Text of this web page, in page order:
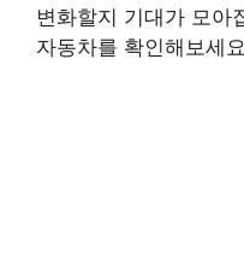
변화할지 기대가 모아
자동차를 확인해보세